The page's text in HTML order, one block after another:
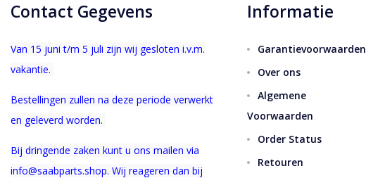
Contact Gegevens
Van 15 juni t/m 5 juli zijn wij gesloten i.v.m.
vakantie.
Bestellingen zullen na deze periode verwerkt
en geleverd worden.
Bij dringende zaken kunt u ons mailen via
info@saabparts.shop. Wij reageren dan bij
Informatie
Garantievoorwaarden
Over ons
Algemene
Voorwaarden
Order Status
Retouren